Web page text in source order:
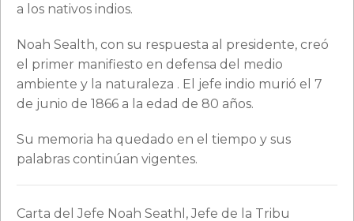
a los nativos indios.
Noah Sealth, con su respuesta al presidente, creó
el primer manifiesto en defensa del medio
ambiente y la naturaleza . El jefe indio murió el 7
de junio de 1866 a la edad de 80 años.
Su memoria ha quedado en el tiempo y sus
palabras continúan vigentes.
Carta del Jefe Noah Seathl, Jefe de la Tribu